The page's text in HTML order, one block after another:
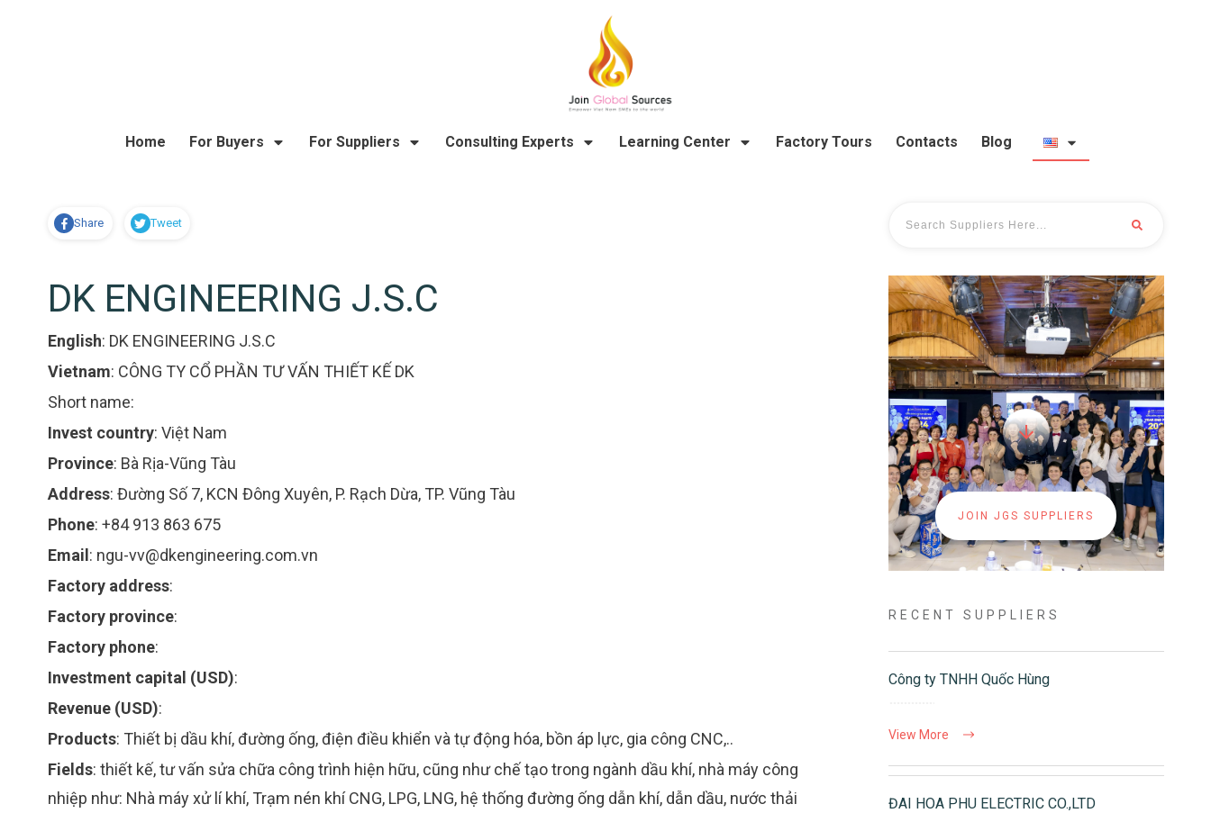
Home For Buyers For Suppliers Consulting Experts Learning Center Factory Tours Contacts Blog
Share Tweet
DK ENGINEERING J.S.C
English: DK ENGINEERING J.S.C
Vietnam: CÔNG TY CỔ PHẦN TƯ VẤN THIẾT KẾ DK
Short name:
Invest country: Việt Nam
Province: Bà Rịa-Vũng Tàu
Address: Đường Số 7, KCN Đông Xuyên, P. Rạch Dừa, TP. Vũng Tàu
Phone: +84 913 863 675
Email : ngu-vv@dkengineering.com.vn
Factory address:
Factory province:
Factory phone:
Investment capital (USD):
Revenue (USD):
Products: Thiết bị dầu khí, đường ống, điện điều khiển và tự động hóa, bồn áp lực, gia công CNC,..
Fields: thiết kế, tư vấn sửa chữa công trình hiện hữu, cũng như chế tạo trong ngành dầu khí, nhà máy công
nhiệp như: Nhà máy xử lí khí, Trạm nén khí CNG, LPG, LNG, hệ thống đường ống dẫn khí, dẫn dầu, nước thải
JOIN JGS SUPPLIERS
RECENT SUPPLIERS
Công ty TNHH Quốc Hùng
View More
ĐAI HOA PHU ELECTRIC CO.,LTD